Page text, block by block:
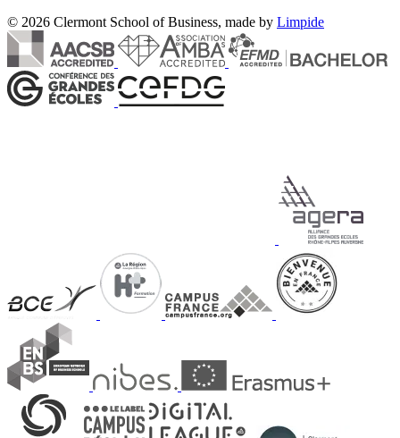
© 2026 Clermont School of Business, made by Limpide